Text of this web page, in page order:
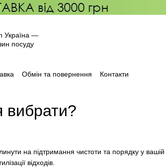
Обмін та повернення Контакти
вибрати?
на підтримання чистоти та порядку у
відходів.